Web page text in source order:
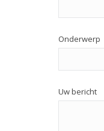
Onderwerp
Uw bericht